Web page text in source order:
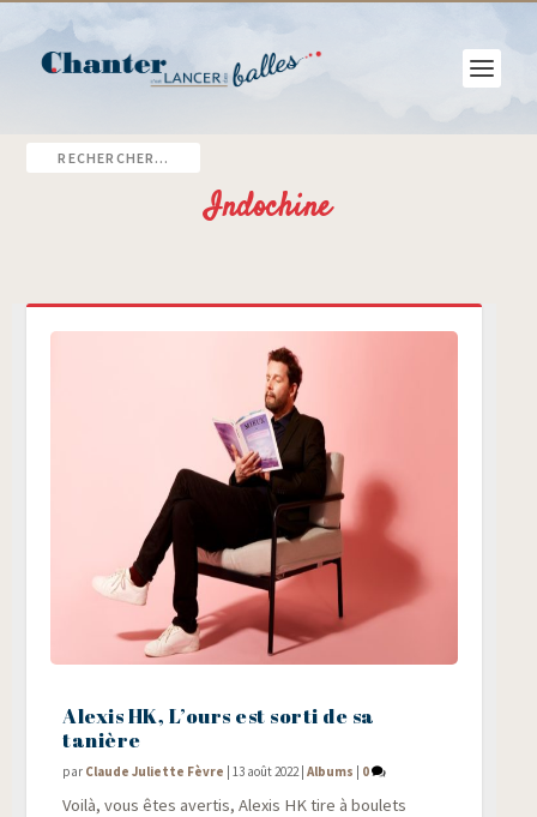
Indochine
Alexis HK, L’ours est sorti de sa
tanière
par Claude Juliette Fèvre | 13 août 2022 |Albums | 0
Voi­là, vous êtes aver­tis, Alexis HK tire à bou­lets